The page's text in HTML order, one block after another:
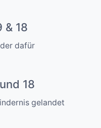
& 18
dafür
18
gelandet